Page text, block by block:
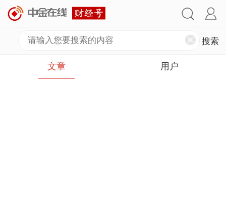
文章 用户